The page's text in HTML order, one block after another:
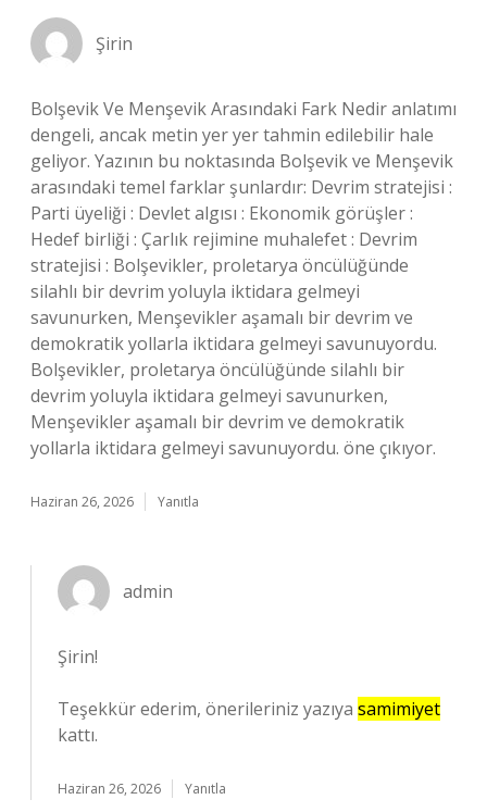
Şirin
Bolşevik Ve Menşevik Arasındaki Fark Nedir anlatımı
dengeli, ancak metin yer yer tahmin edilebilir hale
geliyor. Yazının bu noktasında Bolşevik ve Menşevik
arasındaki temel farklar şunlardır: Devrim stratejisi :
Parti üyeliği : Devlet algısı : Ekonomik görüşler :
Hedef birliği : Çarlık rejimine muhalefet : Devrim
stratejisi : Bolşevikler, proletarya öncülüğünde
silahlı bir devrim yoluyla iktidara gelmeyi
savunurken, Menşevikler aşamalı bir devrim ve
demokratik yollarla iktidara gelmeyi savunuyordu.
Bolşevikler, proletarya öncülüğünde silahlı bir
devrim yoluyla iktidara gelmeyi savunurken,
Menşevikler aşamalı bir devrim ve demokratik
yollarla iktidara gelmeyi savunuyordu. öne çıkıyor.
Haziran 26, 2026 Yanıtla
admin
Şirin!
Teşekkür ederim, önerileriniz yazıya samimiyet
kattı.
Haziran 26, 2026 Yanıtla